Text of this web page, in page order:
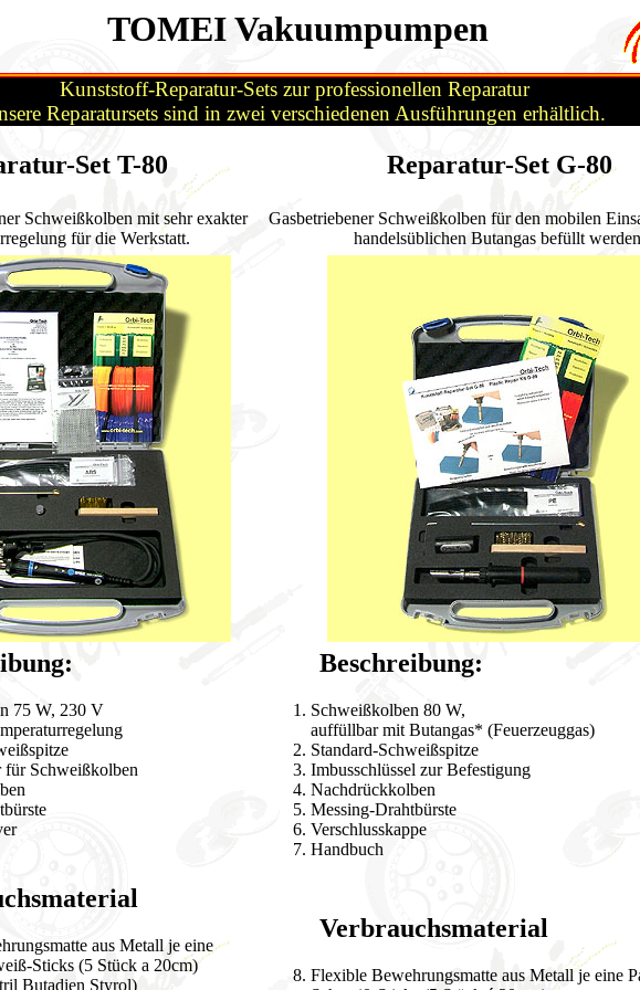
TOMEI Vakuumpumpen
Kunststoff-Reparatur-Sets zur professionellen Reparatur
Reparatursets sind in zwei verschiedenen Ausführungen erhältlich.
Set T-80 Reparatur-Set G-80
Schweißkolben mit sehr exakter
für die Werkstatt.
Gasbetriebener Schweißkolben für den mobilen
handelsüblichen Butangas befüllt
75 W, 230 V
für Schweißkolben
Beschreibung:
Schweißkolben 80 W,
auffüllbar mit Butangas* (Feuerzeuggas)
Standard-Schweißspitze
Imbusschlüssel zur Befestigung
Nachdrückkolben
Messing-Drahtbürste
Verschlusskappe
Handbuch
aus Metall je eine
Sticks (5 Stück a 20cm)
Butadien Styrol)
Verbrauchsmaterial
Flexible Bewehrungsmatte aus Metall je eine